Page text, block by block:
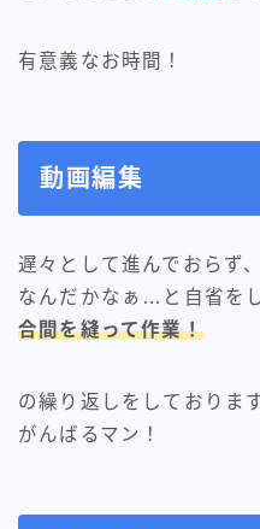
有意義なお時間！
動画編集
遅々として進んでおらず、
なんだかなぁ…と自省をし
合間を縫って作業！
の繰り返しをしております
がんばるマン！